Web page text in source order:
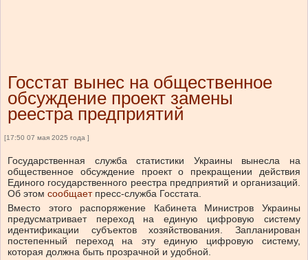
Госстат вынес на общественное
обсуждение проект замены
реестра предприятий
[17:50 07 мая 2025 года ]
Государственная служба статистики Украины вынесла на
общественное обсуждение проект о прекращении действия
Единого государственного реестра предприятий и организаций.
Об этом сообщает пресс-служба Госстата.
Вместо этого распоряжение Кабинета Министров Украины
предусматривает переход на единую цифровую систему
идентификации субъектов хозяйствования. Запланирован
постепенный переход на эту единую цифровую систему,
которая должна быть прозрачной и удобной.